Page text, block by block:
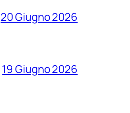
20 Giugno 2026
19 Giugno 2026